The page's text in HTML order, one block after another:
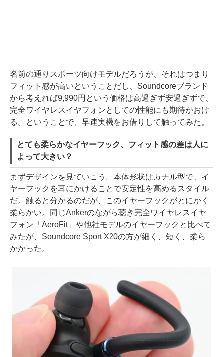
名前の通りスポーツ向けモデルだろうが、それはつまり
フィット感が高いということだし、Soundcoreブランド
から考えれば9,990円という価格は高過ぎず安過ぎずで、
完全ワイヤレスイヤフォンとしての性能にも期待がおけ
る。ということで、早速実機をお借りして触ってみた。
とても柔らかなイヤーフック、フィット感の差は人に
よって大きい？
まずデザインを見ていこう。本体形状はカナル型で、イ
ヤーフックを耳にかけることで安定性を高めるスタイル
だ。触ると分かるのだが、このイヤーフックがとにかく
柔らかい。同じAnkerのながら聴き完全ワイヤレスイヤ
フォン「AeroFit」や他社モデルのイヤーフックと比べて
みたが、Soundcore Sport X20の方が細く、短く、柔ら
かかった。